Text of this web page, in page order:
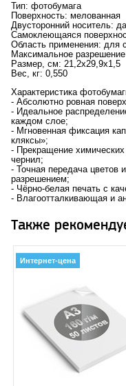
Тип: фотобумага
Поверхность: мелованная
Двусторонний носитель: да
Самоклеющаяся
Область применения: для
Максимальное
Размер, см: 21,2х29,9х1,5
Вес, кг: 0,550
Характеристика
- Абсолютно ровная
- Идеальное
каждом слое;
- Мгновенная фиксация
кляксы»;
- Прекращение
чернил;
- Точная передача цветов
разрешением;
- Чёрно-белая печать с
- Влагоотталкивающая и
Также
Интернет-цена